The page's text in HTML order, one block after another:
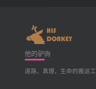
他的驴驹
道路、真理、生命的搬运工